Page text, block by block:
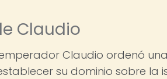
Claudio
emperador Claudio ordenó
su dominio sobre la